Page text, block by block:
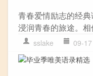
青春爱情励志的经
浸润青春的旅途。
sslake 09-17